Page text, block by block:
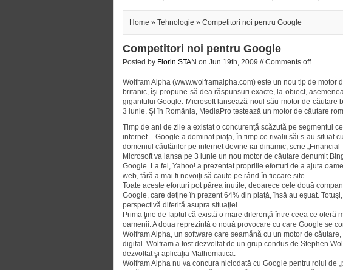
Home » Tehnologie » Competitori noi pentru Google
Competitori noi pentru Google
Posted by Florin STAN on Jun 19th, 2009 //Comments off
Wolfram Alpha (www.wolframalpha.com) este un nou tip de motor
britanic, îşi propune să dea răspunsuri exacte, la obiect,
gigantului Google. Microsoft lansează noul său motor de căutare
3 iunie. Şi în România, MediaPro testează un motor de căutare
Timp de ani de zile a existat o concurenţă scăzută pe seg­men­tul
internet – Google a dominat piaţa, în timp ce rivalii săi s-au situat
domeniul căutărilor pe internet devine iar dinamic, scrie „Financial
Microsoft va lansa pe 3 iunie un nou motor de căutare denumit
Google. La fel, Yahoo! a prezentat propriile eforturi de a ajuta
web, fără a mai fi nevoiţi să caute pe rând în fiecare site.
Toate aceste eforturi pot părea inutile, deoarece cele două
Google, care deţine în prezent 64% din piaţă, însă au eşuat.
perspectivă diferită asupra situaţiei.
Prima ţine de faptul că există o mare diferenţă între ceea ce oferă
oamenii. A doua reprezintă o nouă provocare cu care Google se
Wolfram Alpha, un software care seamănă cu un motor de
digital. Wolfram a fost dezvoltat de un grup condus de Stephen
dezvoltat şi aplicaţia Mathematica.
Wolfram Alpha nu va concura niciodată cu Google pentru rolul de